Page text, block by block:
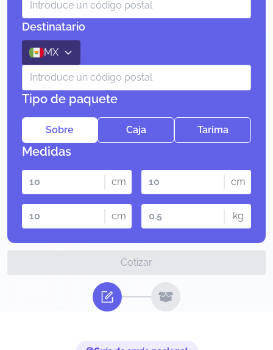
Destinatario
MX
Tipo de paquete
Sobre Caja Tarima
Medidas
cm cm
cm kg
Cotizar